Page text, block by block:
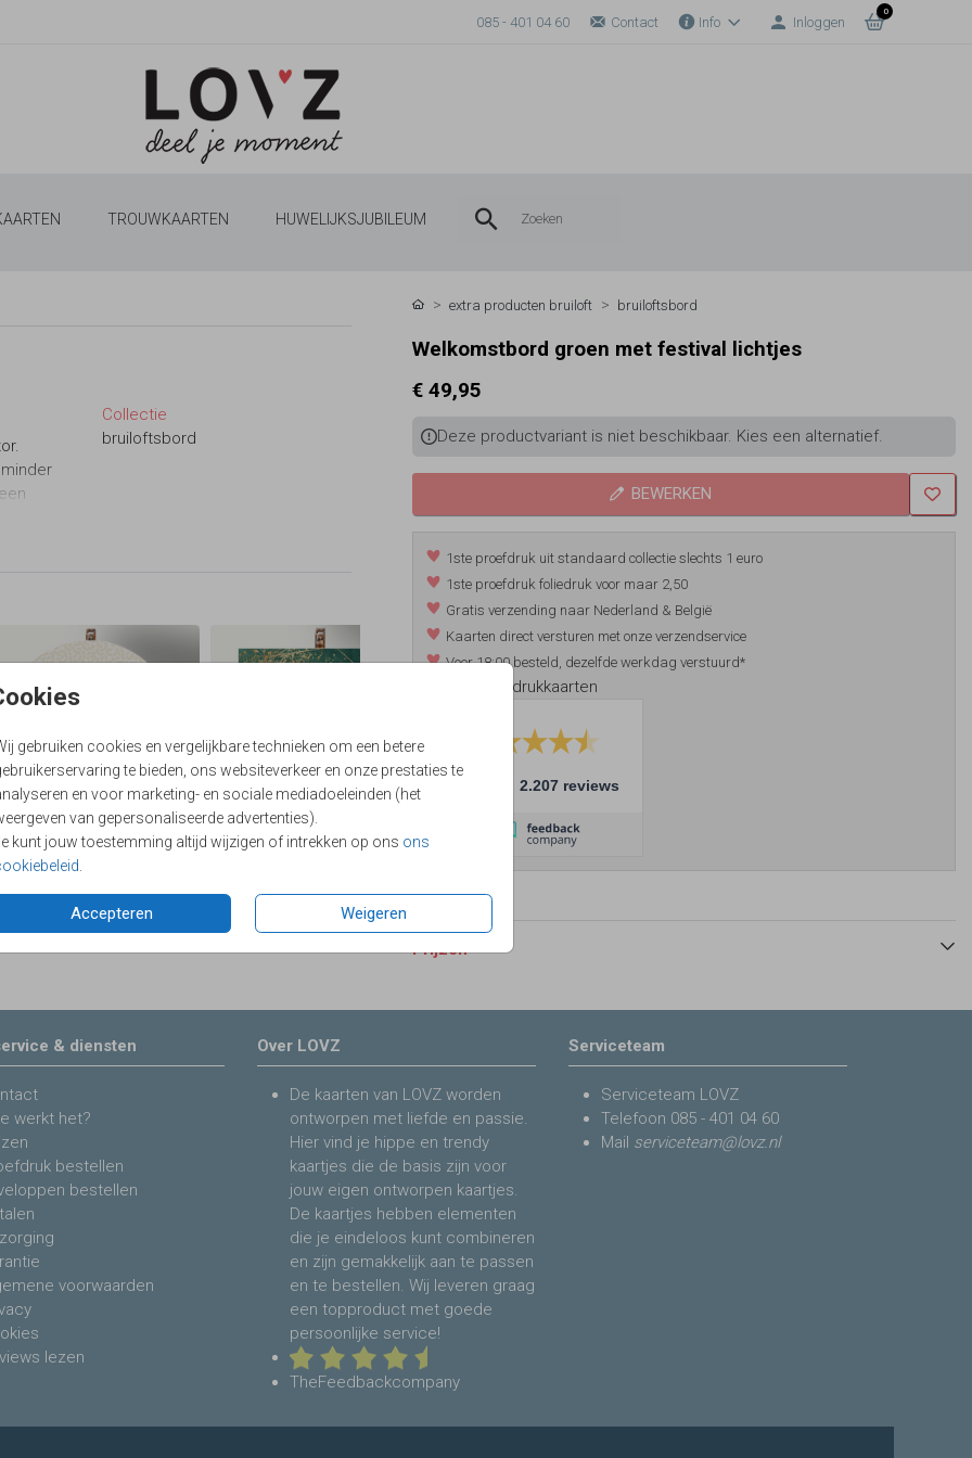
085 - 401 04 60 Contact Info Inloggen
0
TROUWKAARTEN HUWELIJKSJUBILEUM
gebruiken cookies en vergelijkbare technieken om een betere
te bieden, ons websiteverkeer en onze prestaties te
en voor marketing- en sociale mediadoeleinden (het
van gepersonaliseerde advertenties).
kunt jouw toestemming altijd wijzigen of intrekken op ons ons
.
Accepteren Weigeren
•
Collectie
bruiloftsbord
extra producten bruiloft bruiloftsbord
Welkomstbord groen met festival lichtjes
€ 49,95
Deze productvariant is niet beschikbaar. Kies een alternatief.
BEWERKEN
1ste proefdruk uit standaard collectie slechts 1 euro
1ste proefdruk foliedruk voor maar 2,50
Gratis verzending naar Nederland & België
Kaarten direct versturen met onze verzendservice
Voor 18:00 besteld, dezelfde werkdag verstuurd*
*m.u.v. foliedrukkaarten
2.207 reviews
Prijzen
& diensten
werkt het?
bestellen
bestellen
voorwaarden
lezen
Over LOVZ
De kaarten van LOVZ worden
ontworpen met liefde en passie.
Hier vind je hippe en trendy
kaartjes die de basis zijn voor
jouw eigen ontworpen kaartjes.
De kaartjes hebben elementen
die je eindeloos kunt combineren
en zijn gemakkelijk aan te passen
en te bestellen. Wij leveren graag
een topproduct met goede
persoonlijke service!
TheFeedbackcompany
Serviceteam
Serviceteam LOVZ
Telefoon 085 - 401 04 60
Mail serviceteam@lovz.nl